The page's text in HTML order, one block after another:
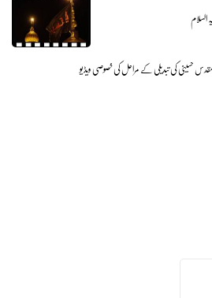
حسینی کی تبدیلی کے مراحل کی خصوصی ویڈیو